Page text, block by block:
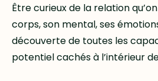
Être curieux de la relation
corps, son mental, ses
découverte de toutes les
potentiel cachés à l’intérieur